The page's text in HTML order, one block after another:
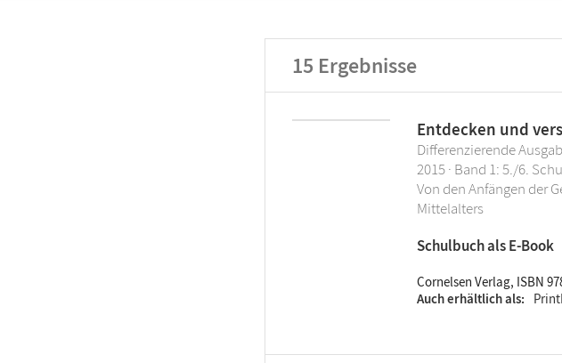
15 Ergebnisse
Entdecken und
Differenzierende
2015 · Band 1: 5./6.
Von den Anfängen der
Mittelalters
Schulbuch als E-Book
Cornelsen Verlag, ISBN
Auch erhältlich als